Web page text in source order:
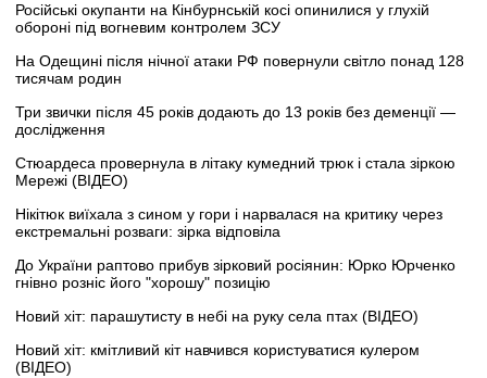
Російські окупанти на Кінбурнській косі опинилися у глухій
обороні під вогневим контролем ЗСУ
На Одещині після нічної атаки РФ повернули світло понад 128
тисячам родин
Три звички після 45 років додають до 13 років без деменції —
дослідження
Стюардеса провернула в літаку кумедний трюк і стала зіркою
Мережі (ВІДЕО)
Нікітюк виїхала з сином у гори і нарвалася на критику через
екстремальні розваги: зірка відповіла
До України раптово прибув зірковий росіянин: Юрко Юрченко
гнівно розніс його "хорошу" позицію
Новий хіт: парашутисту в небі на руку села птах (ВІДЕО)
Новий хіт: кмітливий кіт навчився користуватися кулером
(ВІДЕО)